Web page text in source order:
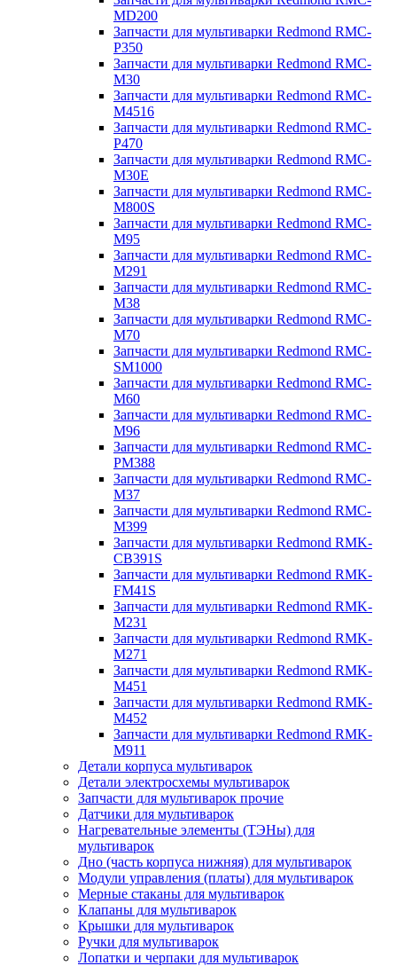
MD200
Запчасти для мультиварки Redmond RMC-
P350
Запчасти для мультиварки Redmond RMC-
M30
Запчасти для мультиварки Redmond RMC-
M4516
Запчасти для мультиварки Redmond RMC-
P470
Запчасти для мультиварки Redmond RMC-
M30E
Запчасти для мультиварки Redmond RMC-
M800S
Запчасти для мультиварки Redmond RMC-
M95
Запчасти для мультиварки Redmond RMC-
M291
Запчасти для мультиварки Redmond RMC-
M38
Запчасти для мультиварки Redmond RMC-
M70
Запчасти для мультиварки Redmond RMC-
SM1000
Запчасти для мультиварки Redmond RMC-
M60
Запчасти для мультиварки Redmond RMC-
M96
Запчасти для мультиварки Redmond RMC-
PM388
Запчасти для мультиварки Redmond RMC-
M37
Запчасти для мультиварки Redmond RMC-
M399
Запчасти для мультиварки Redmond RMK-
CB391S
Запчасти для мультиварки Redmond RMK-
FM41S
Запчасти для мультиварки Redmond RMK-
M231
Запчасти для мультиварки Redmond RMK-
M271
Запчасти для мультиварки Redmond RMK-
M451
Запчасти для мультиварки Redmond RMK-
M452
Запчасти для мультиварки Redmond RMK-
M911
Детали корпуса мультиварок
Детали электросхемы мультиварок
Запчасти для мультиварок прочие
Датчики для мультиварок
Нагревательные элементы (ТЭНы) для
мультиварок
Дно (часть корпуса нижняя) для мультиварок
Модули управления (платы) для мультиварок
Мерные стаканы для мультиварок
Клапаны для мультиварок
Крышки для мультиварок
Ручки для мультиварок
Лопатки и черпаки для мультиварок